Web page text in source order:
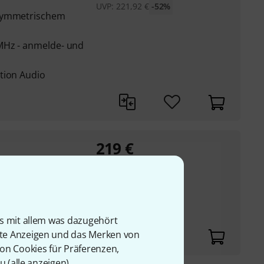
mit allem was dazugehört
Anzeigen und das Merken von
Cookies für Präferenzen,
- anmelde- und
Audio
UVP: 221,92 € -52%
Antennen
219 €